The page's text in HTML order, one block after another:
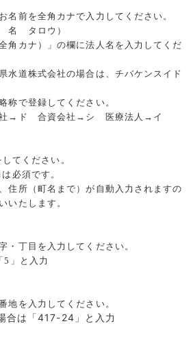
前を全角カナで入力してください。
タロウ）
角カナ）」の欄に法人名を入力してくだ
水道株式会社の場合は、チバケンスイド
で登録してください。
→ド 合資会社→シ 医療法人→イ
てください。
必須です。
住所（町名まで）が自動入力されますの
いたします。
丁目を入力してください。
5 」と入力
を入力してください。
合は「417-24 」と入力